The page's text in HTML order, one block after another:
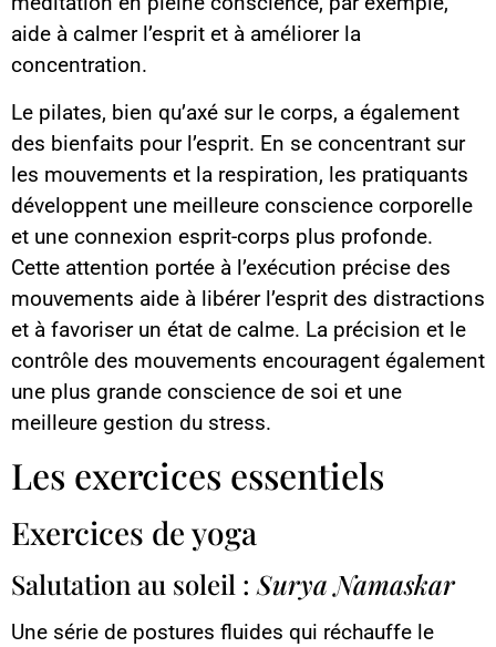
aide à calmer l’esprit et à améliorer la
concentration.
Le pilates, bien qu’axé sur le corps, a également
des bienfaits pour l’esprit. En se concentrant sur
les mouvements et la respiration, les pratiquants
développent une meilleure conscience corporelle
et une connexion esprit-corps plus profonde.
Cette attention portée à l’exécution précise des
mouvements aide à libérer l’esprit des distractions
et à favoriser un état de calme. La précision et le
contrôle des mouvements encouragent également
une plus grande conscience de soi et une
meilleure gestion du stress.
Les exercices essentiels
Exercices de yoga
Salutation au soleil : Surya Namaskar
Une série de postures fluides qui réchauffe le